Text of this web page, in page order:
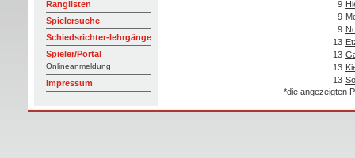
Ranglisten
Spielersuche
Schiedsrichter-lehrgänge
Spieler/Portal
Onlineanmeldung
Impressum
9
9
9
13
13
13
13
*die angezeigten